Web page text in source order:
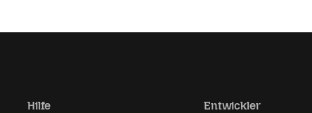
Hilfe
Entwickler